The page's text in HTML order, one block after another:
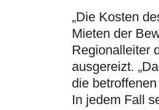
„Die Kosten
Mieten der
Regionalleiter
ausgereizt.
die
In jedem Fall